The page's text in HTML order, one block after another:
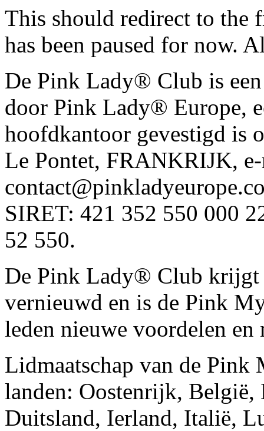
This should redirect to the
has been paused for now.
De Pink Lady® Club is
door Pink Lady® Europe,
hoofdkantoor gevestigd is
Le Pontet, FRANKRIJK,
SIRET: 421 352 550 000
52 550.
De Pink Lady® Club krijgt
vernieuwd en is de Pink
leden nieuwe voordelen
Lidmaatschap van de
landen: Oostenrijk,
Duitsland, Ierland, Italië,